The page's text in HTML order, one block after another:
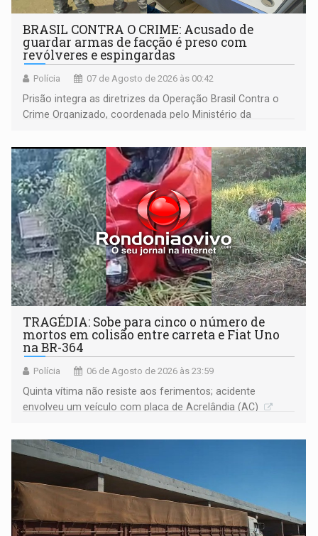
BRASIL CONTRA O CRIME: Acusado de
guardar armas de facção é preso com
revólveres e espingardas
Polícia 07 de Agosto de 2026 às 00:42
Prisão integra as diretrizes da Operação Brasil Contra o
Crime Organizado, coordenada pelo Ministério da
TRAGÉDIA: Sobe para cinco o número de
mortos em colisão entre carreta e Fiat Uno
na BR-364
Polícia 06 de Agosto de 2026 às 23:59
Quinta vítima não resiste aos ferimentos; acidente
envolveu um veículo com placa de Acrelândia (AC)